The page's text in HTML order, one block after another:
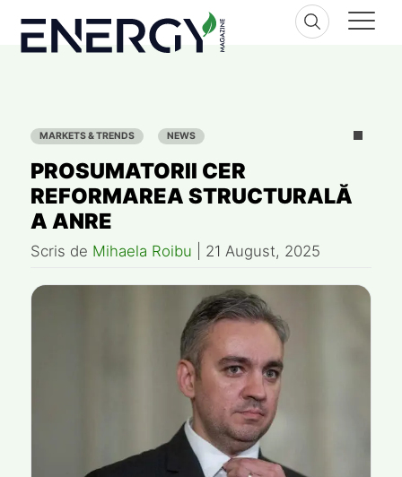
content
MARKETS & TRENDS NEWS
PROSUMATORII CER
REFORMAREA STRUCTURALĂ
A ANRE
Scris de Mihaela Roibu 21 August, 2025